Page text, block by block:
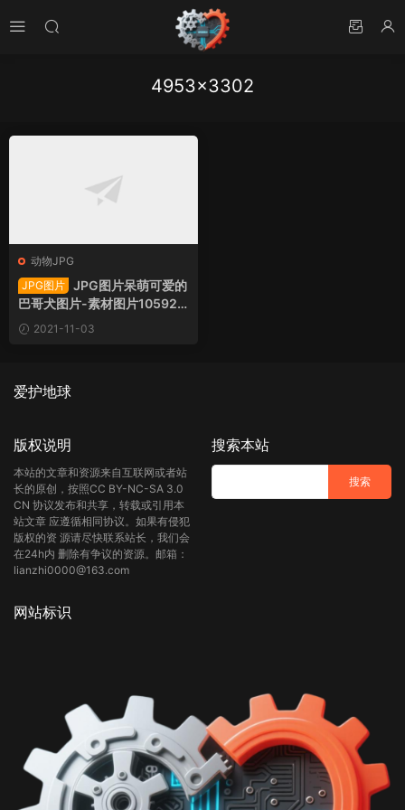
4953×3302
动物JPG
JPG图片 JPG图片呆萌可爱的
巴哥犬图片-素材图片105921
7下载2021-11-03
爱护地球
版权说明
本站的文章和资源来自互联网或者站
长的原创，按照CC BY-NC-SA 3.0
CN 协议发布和共享，转载或引用本
站文章 应遵循相同协议。如果有侵犯
版权的资 源请尽快联系站长，我们会
在24h内 删除有争议的资源。邮箱：
lianzhi0000@163.com
搜索本站
网站标识